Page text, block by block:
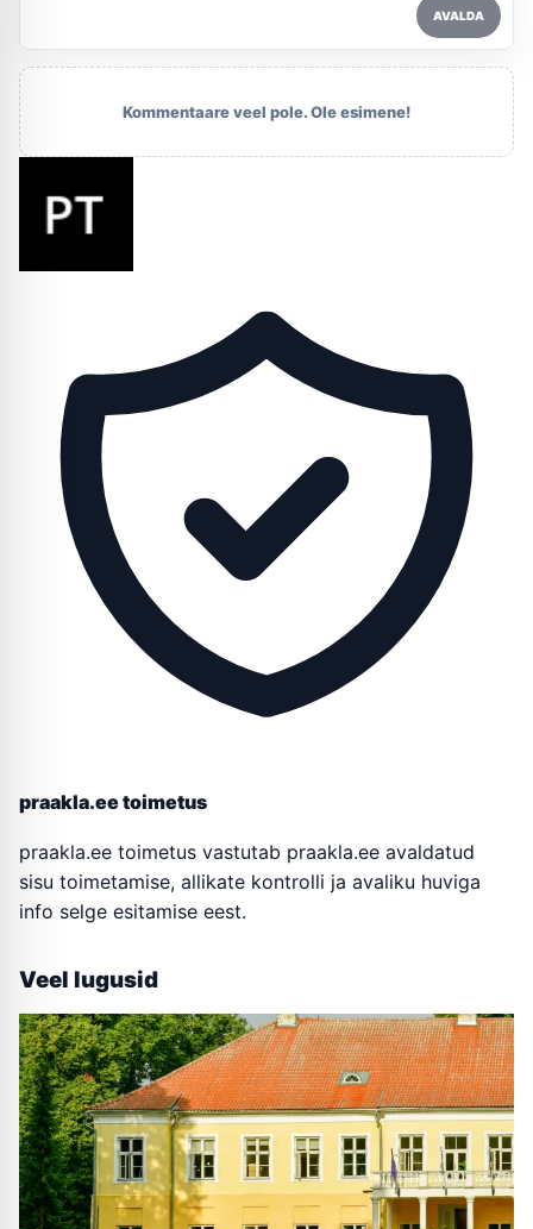
AVALDA
Kommentaare veel pole. Ole esimene!
praakla.ee toimetus
praakla.ee toimetus vastutab praakla.ee avaldatud
sisu toimetamise, allikate kontrolli ja avaliku huviga
info selge esitamise eest.
Veel lugusid